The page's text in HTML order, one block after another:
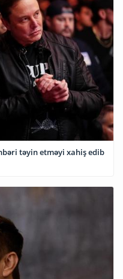
təyin etməyi xahiş edib